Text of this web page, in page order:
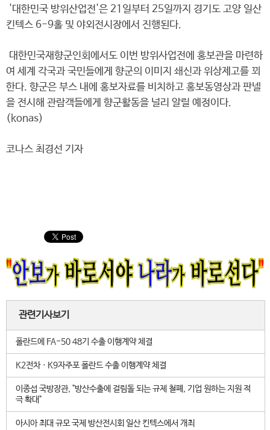
'대한민국 방위산업전'은 21일부터 25일까지 경기도 고양 일산
킨텍스 6-9홀 및 야외전시장에서 진행된다.
대한민국재향군인회에서도 이번 방위사업전에 홍보관을 마련하
여 세계 각국과 국민들에게 향군의 이미지 쇄신과 위상제고를 꾀
한다. 향군은 부스 내에 홍보자료를 비치하고 홍보동영상과 판넬
을 전시해 관람객들에게 향군활동을 널리 알릴 예정이다.
(konas)
코나스 최경선 기자
관련기사보기
폴란드에 FA-50 48기 수출 이행계약 체결
K2전차ㆍK9자주포 폴란드 수출 이행계약 체결
이종섭 국방장관, "방산수출에 걸림돌 되는 규제 철폐, 기업 원하는 지원 적
극 확대"
아시아 최대 규모 국제 방산전시회 일산 킨텍스에서 개최